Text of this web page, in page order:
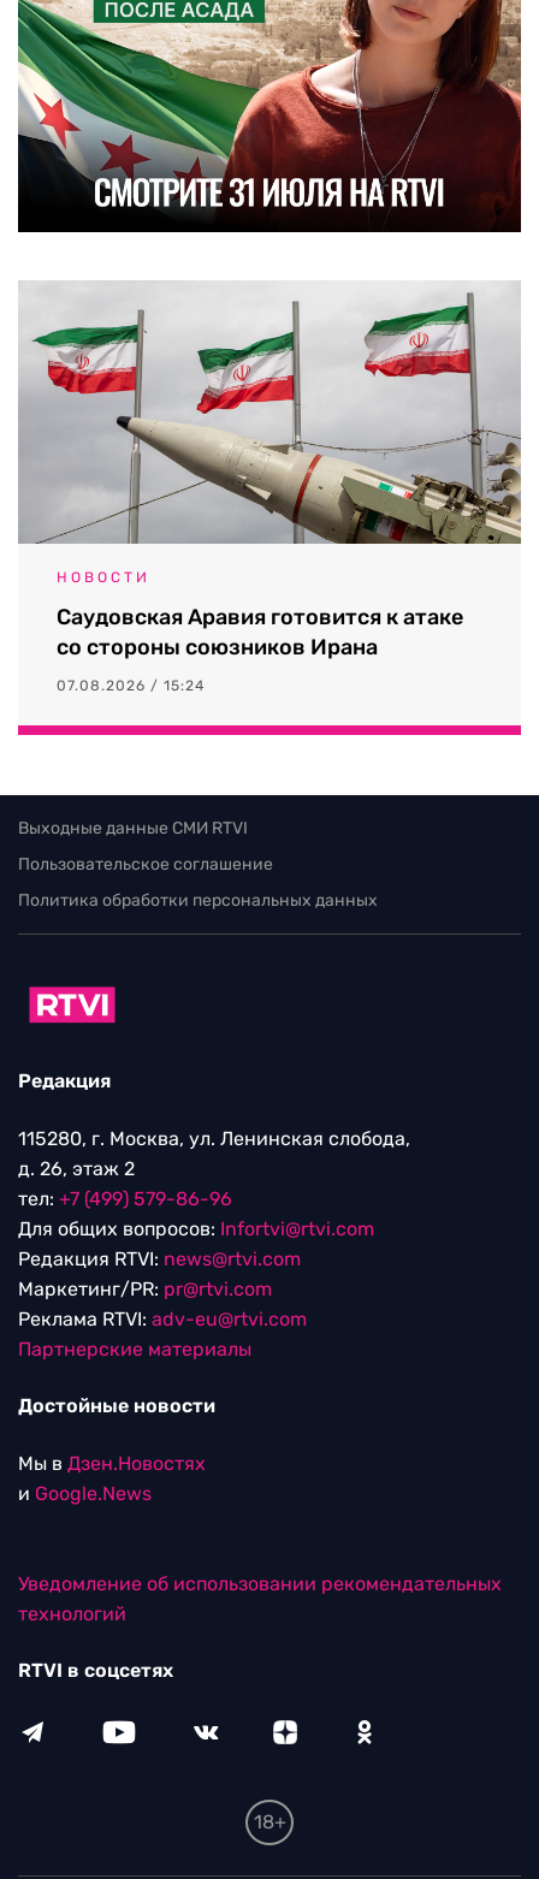
НОВОСТИ
Саудовская Аравия готовится к атаке
со стороны союзников Ирана
07.08.2026 / 15:24
Выходные данные СМИ RTVI
Пользовательское соглашение
Политика обработки персональных данных
Редакция
115280, г. Москва, ул. Ленинская слобода,
д. 26, этаж 2
тел: +7 (499) 579-86-96
Для общих вопросов: Infortvi@rtvi.com
Редакция RTVI: news@rtvi.com
Маркетинг/PR: pr@rtvi.com
Реклама RTVI: adv-eu@rtvi.com
Партнерские материалы
Достойные новости
Мы в Дзен.Новостях
и Google.News
Уведомление об использовании рекомендательных
технологий
RTVI в соцсетях
18+